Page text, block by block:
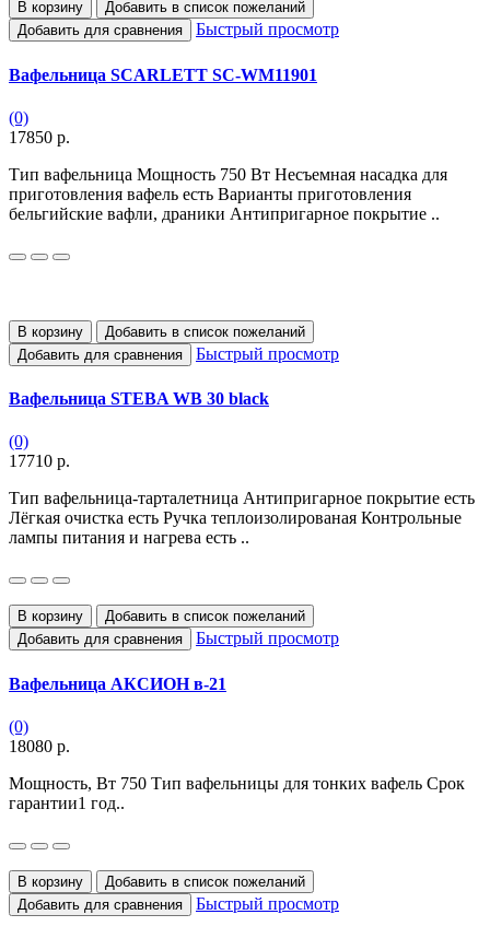
В корзину
Добавить в список пожеланий
Добавить для сравнения
Быстрый просмотр
Вафельница SCARLETT SC-WM11901
(0)
17850 р.
Тип вафельница Мощность 750 Вт Несъемная насадка для
приготовления вафель есть Варианты приготовления
бельгийские вафли, драники Антипригарное покрытие ..
В корзину
Добавить в список пожеланий
Добавить для сравнения
Быстрый просмотр
Вафельница STEBA WB 30 black
(0)
17710 р.
Тип вафельница-тарталетница Антипригарное покрытие есть
Лёгкая очистка есть Ручка теплоизолированая Контрольные
лампы питания и нагрева есть ..
В корзину
Добавить в список пожеланий
Добавить для сравнения
Быстрый просмотр
Вафельница АКСИОН в-21
(0)
18080 р.
Мощность, Вт 750 Тип вафельницы для тонких вафель Срок
гарантии1 год..
В корзину
Добавить в список пожеланий
Добавить для сравнения
Быстрый просмотр